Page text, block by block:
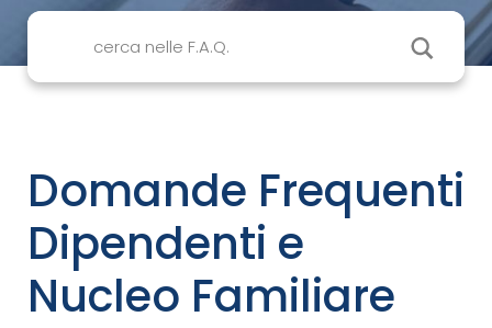
Domande Frequenti
Dipendenti e
Nucleo Familiare